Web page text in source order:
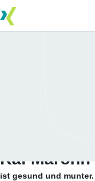
Kai Maronn
ist gesund und munter.